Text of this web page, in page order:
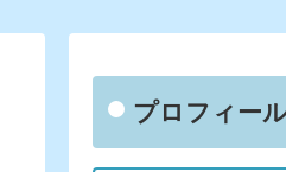
プロフィー